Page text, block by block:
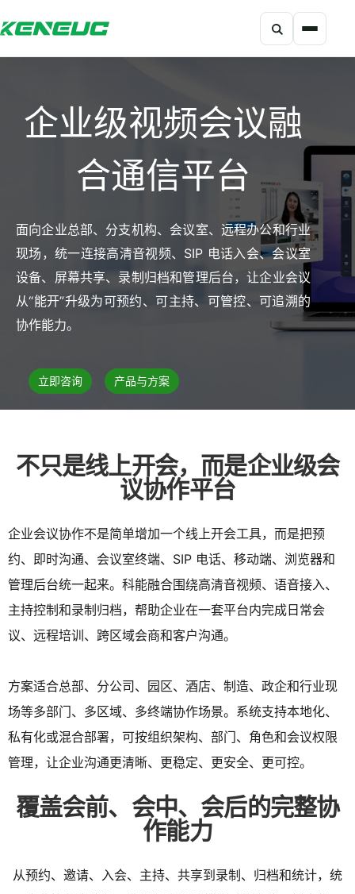
搜索
企业级视频会议融
合通信平台
面向企业总部、分支机构、会议室、远程办公和行业
现场，统一连接高清音视频、SIP 电话入会、会议室
设备、屏幕共享、录制归档和管理后台，让企业会议
从“能开”升级为可预约、可主持、可管控、可追溯的
协作能力。
立即咨询 产品与方案
不只是线上开会，而是企业级会
议协作平台
企业会议协作不是简单增加一个线上开会工具，而是把预
约、即时沟通、会议室终端、SIP 电话、移动端、浏览器和
管理后台统一起来。科能融合围绕高清音视频、语音接入、
主持控制和录制归档，帮助企业在一套平台内完成日常会
议、远程培训、跨区域会商和客户沟通。
方案适合总部、分公司、园区、酒店、制造、政企和行业现
场等多部门、多区域、多终端协作场景。系统支持本地化、
私有化或混合部署，可按组织架构、部门、角色和会议权限
管理，让企业沟通更清晰、更稳定、更安全、更可控。
覆盖会前、会中、会后的完整协
作能力
从预约、邀请、入会、主持、共享到录制、归档和统计，统